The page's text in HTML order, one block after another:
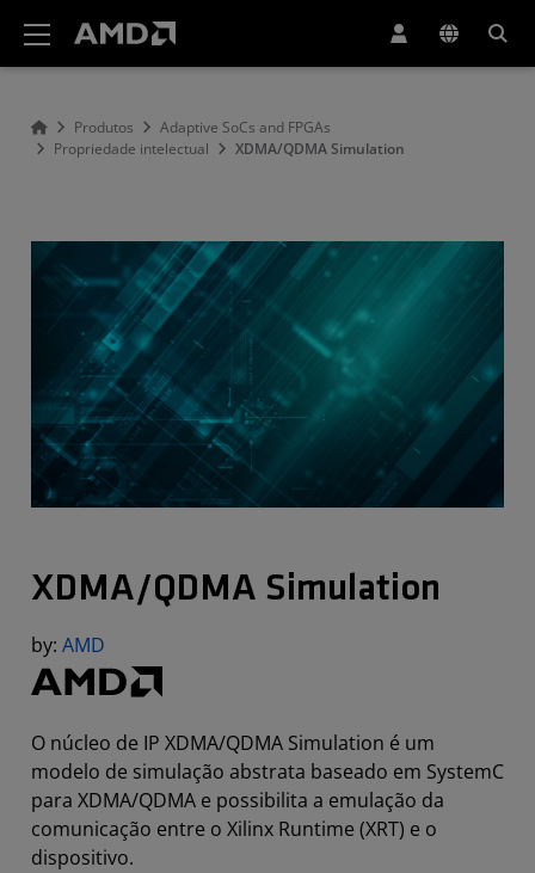
Produtos
Adaptive SoCs and FPGAs
Propriedade intelectual
XDMA/QDMA Simulation
XDMA/QDMA Simulation
by: AMD
O núcleo de IP XDMA/QDMA Simulation é um
modelo de simulação abstrata baseado em SystemC
para XDMA/QDMA e possibilita a emulação da
comunicação entre o Xilinx Runtime (XRT) e o
dispositivo.